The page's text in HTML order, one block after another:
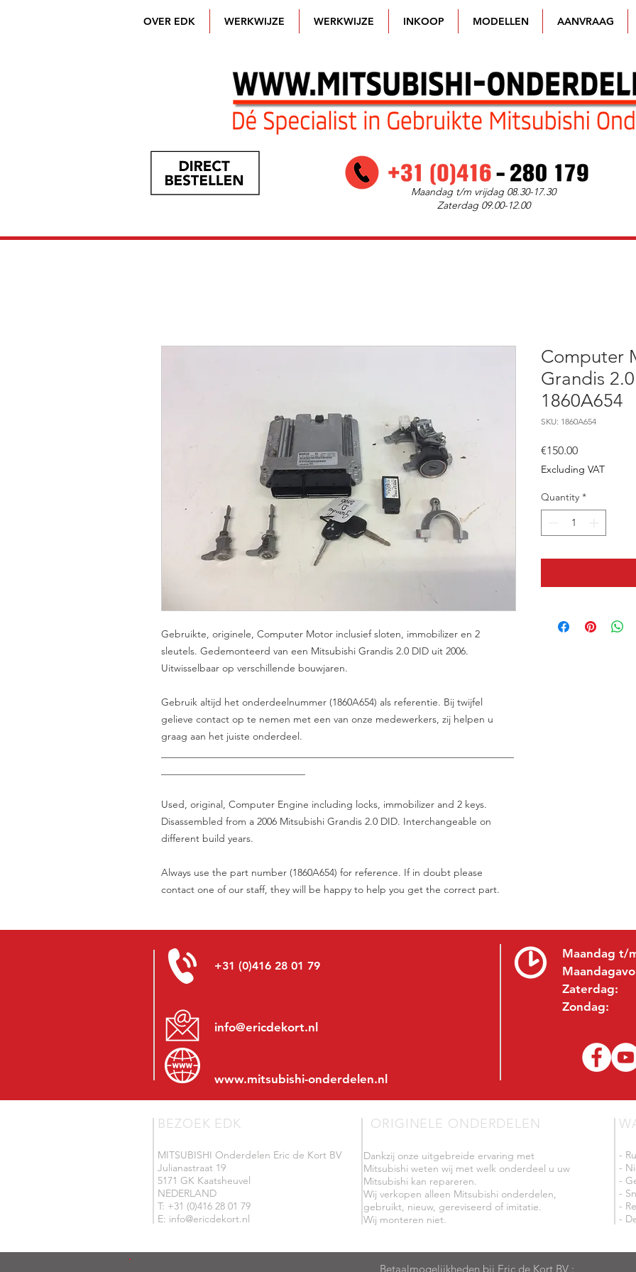
OVER EDK WERKWIJZE WERKWIJZE INKOOP MODELLEN AANVRAAG
Maandag t/m vrijdag 08.30-17.30
Zaterdag 09.00-12.00
Gebruikte, originele, Computer Motor inclusief sloten, immobilizer en 2
sleutels. Gedemonteerd van een Mitsubishi Grandis 2.0 DID uit 2006.
Uitwisselbaar op verschillende bouwjaren.
Gebruik altijd het onderdeelnummer (1860A654) als referentie. Bij twijfel
gelieve contact op te nemen met een van onze medewerkers, zij helpen u
graag aan het juiste onderdeel.
Used, original, Computer Engine including locks, immobilizer and 2 keys.
Disassembled from a 2006 Mitsubishi Grandis 2.0 DID. Interchangeable on
different build years.
Always use the part number (1860A654) for reference. If in doubt please
contact one of our staff, they will be happy to help you get the correct part.
Computer
Grandis
1860A654
SKU: 1860A654
€150.00Price
Excluding VAT
Quantity *
+31 (0)416 28 01 79
info@ericdekort.nl
www.mitsubishi-onderdelen.nl
Maandag t/
Zaterdag:
Zondag:
BEZOEK EDK
MITSUBISHI Onderdelen Eric de Kort BV
Julianastraat 19
5171 GK Kaatsheuvel
NEDERLAND
T: +31 (0)416 28 01 79
E: info@ericdekort.nl
ORIGINELE ONDERDELEN
Dankzij onze uitgebreide ervaring met
Mitsubishi weten wij met welk onderdeel u uw
Mitsubishi kan repareren.
Wij verkopen alleen Mitsubishi onderdelen,
gebruikt, nieuw, gereviseerd of imitatie.
Wij monteren niet.
-
-
-
-
-
-
Betaalmogelijkheden bij Eric de Kort BV :